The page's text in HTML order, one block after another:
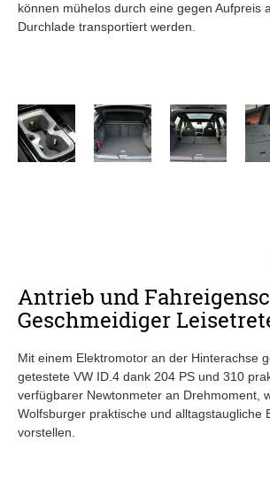
können mühelos durch eine gegen Aufpreis
Durchlade transportiert werden.
Antrieb und
Geschmeidiger
Mit einem Elektromotor an der Hinterachse
getestete VW ID.4 dank 204 PS und 310
verfügbarer Newtonmeter an Drehmoment,
Wolfsburger praktische und alltagstaugliche
vorstellen.